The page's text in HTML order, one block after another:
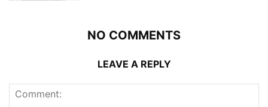
NO COMMENTS
LEAVE A REPLY